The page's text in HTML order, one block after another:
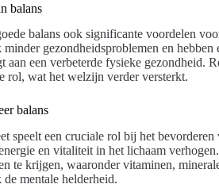
balans
balans ook significante voordelen
minder gezondheidsproblemen en
aan een verbeterde fysieke gezondheid.
rol, wat het welzijn verder versterkt.
balans
speelt een cruciale rol bij het
en vitaliteit in het lichaam
te krijgen, waaronder vitaminen,
mentale helderheid.